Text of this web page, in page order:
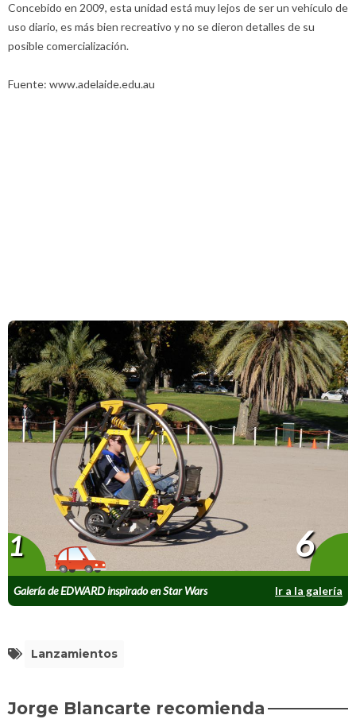
Concebido en 2009, esta unidad está muy lejos de ser un vehículo de
uso diario, es más bien recreativo y no se dieron detalles de su
posible comercialización.
Fuente: www.adelaide.edu.au
Galería de EDWARD inspirado en Star Wars Ir a la galería
1 6
Lanzamientos
Jorge Blancarte recomienda